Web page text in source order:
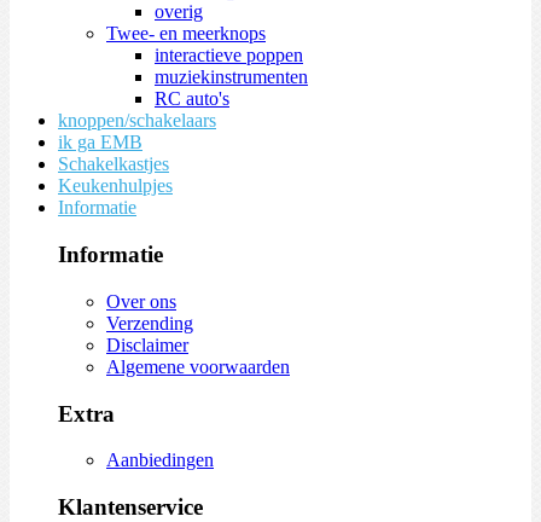
overig
Twee- en meerknops
interactieve poppen
muziekinstrumenten
RC auto's
knoppen/schakelaars
ik ga EMB
Schakelkastjes
Keukenhulpjes
Informatie
Informatie
Over ons
Verzending
Disclaimer
Algemene voorwaarden
Extra
Aanbiedingen
Klantenservice